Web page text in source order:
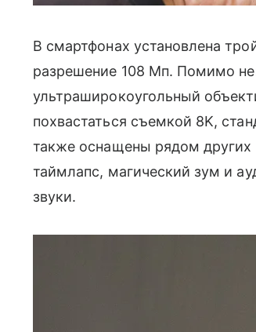
В смартфонах установлена
разрешение 108 Мп. Помимо
ультраширокоугольный
похвастаться съемкой 8K,
также оснащены рядом других
таймлапс, магический зум и
звуки.